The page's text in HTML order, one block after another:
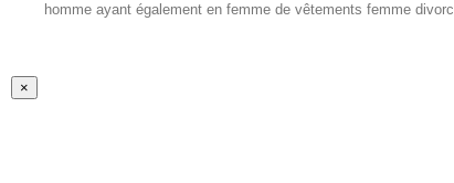
homme ayant également en femme de vêtements femme
Fermer
la
×